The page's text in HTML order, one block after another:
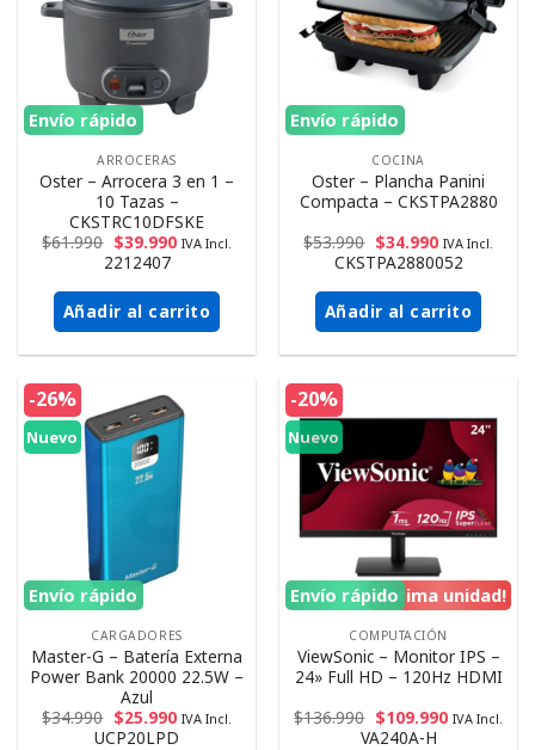
Envío rápido
ARROCERAS
Oster – Arrocera 3 en 1 –
10 Tazas –
CKSTRC10DFSKE
$61.990 $39.990 IVA Incl.
2212407
Añadir al carrito
Envío rápido
COCINA
Oster – Plancha Panini
Compacta – CKSTPA2880
$53.990 $34.990 IVA Incl.
CKSTPA2880052
Añadir al carrito
-26%
Nuevo
Envío rápido
CARGADORES
Master-G – Batería Externa
Power Bank 20000 22.5W –
Azul
$34.990 $25.990 IVA Incl.
UCP20LPD
-20%
Nuevo
¡Ultima unidad!
Envío rápido
COMPUTACIÓN
ViewSonic – Monitor IPS –
24» Full HD – 120Hz HDMI
$136.990 $109.990 IVA Incl.
VA240A-H